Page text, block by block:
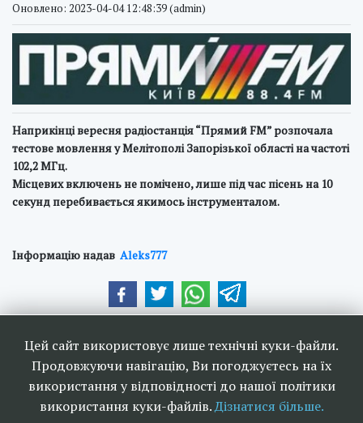
Оновлено: 2023-04-04 12:48:39 (admin)
Наприкінці вересня радіостанція “Прямий FM” розпочала
тестове мовлення у Мелітополі Запорізької області на частоті
102,2 МГц.
Місцевих включень не помічено, лише під час пісень на 10
секунд перебивається якимось інструменталом.
Інформацію надав Аleks777
Цей сайт використовує лише технічні куки-файли.
Продовжуючи навігацію, Ви погоджуєтесь на їх
використання у відповідності до нашої політики
використання куки-файлів.Дізнатися більше.